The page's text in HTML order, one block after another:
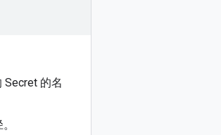
Secret 的名